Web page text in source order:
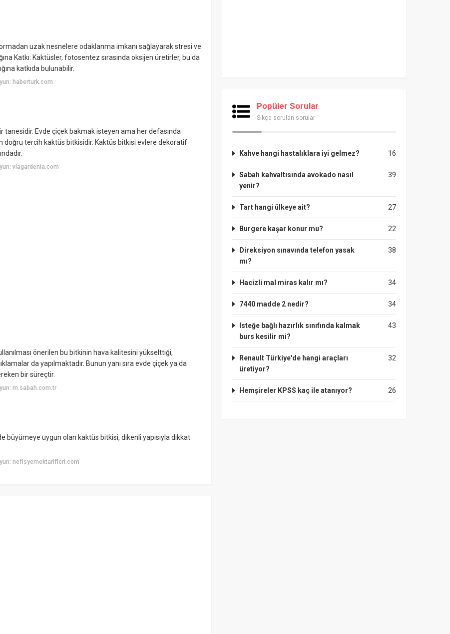
uzak nesnelere odaklanma imkanı sağlayarak stresi ve
Katkı: Kaktüsler, fotosentez sırasında oksijen üretirler, bu da
katkıda bulunabilir.
haberturk.com
tanesidir. Evde çiçek bakmak isteyen ama her defasında
doğru tercih kaktüs bitkisidir. Kaktüs bitkisi evlere dekoratif
viagardenia.com
önerilen bu bitkinin hava kalitesini yükselttiği,
da yapılmaktadır. Bunun yanı sıra evde çiçek ya da
bir süreçtir.
m.sabah.com.tr
büyümeye uygun olan kaktüs bitkisi, dikenli yapısıyla dikkat
nefisyemektarifleri.com
Popüler Sorular
Sıkça sorulan sorular
16
Kahve hangi hastalıklara iyi gelmez?
39
Sabah kahvaltısında avokado nasıl
yenir?
27
Tart hangi ülkeye ait?
22
Burgere kaşar konur mu?
38
Direksiyon sınavında telefon yasak
mı?
34
Hacizli mal miras kalır mı?
34
7440 madde 2 nedir?
43
Isteğe bağlı hazırlık sınıfında kalmak
burs kesilir mi?
32
Renault Türkiye'de hangi araçları
üretiyor?
26
Hemşireler KPSS kaç ile atanıyor?